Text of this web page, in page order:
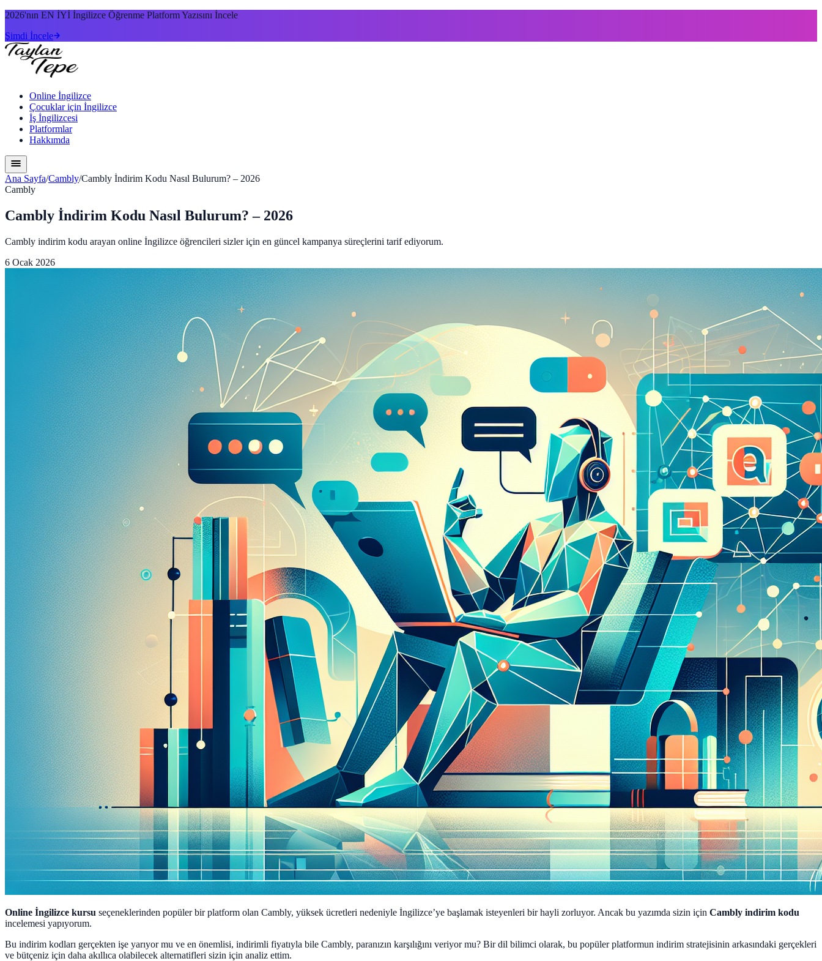
2026'nın EN İYİ İngilizce Öğrenme Platform Yazısını İncele
Şimdi İncele
Online İngilizce
Çocuklar için İngilizce
İş İngilizcesi
Platformlar
Hakkımda
Ana Sayfa/Cambly/Cambly İndirim Kodu Nasıl Bulurum? – 2026
Cambly
Cambly İndirim Kodu Nasıl Bulurum? – 2026
Cambly indirim kodu arayan online İngilizce öğrencileri sizler için en güncel kampanya süreçlerini tarif ediyorum.
6 Ocak 2026
Online İngilizce kursu seçeneklerinden popüler bir platform olan Cambly, yüksek ücretleri nedeniyle İngilizce’ye başlamak isteyenleri bir hayli zorluyor. Ancak bu yazımda sizin için Cambly indirim kodu
incelemesi yapıyorum.
Bu indirim kodları gerçekten işe yarıyor mu ve en önemlisi, indirimli fiyatıyla bile Cambly, paranızın karşılığını veriyor mu? Bir dil bilimci olarak, bu popüler platformun indirim stratejisinin arkasındaki gerçekleri
ve bütçeniz için daha akıllıca olabilecek alternatifleri sizin için analiz ettim.